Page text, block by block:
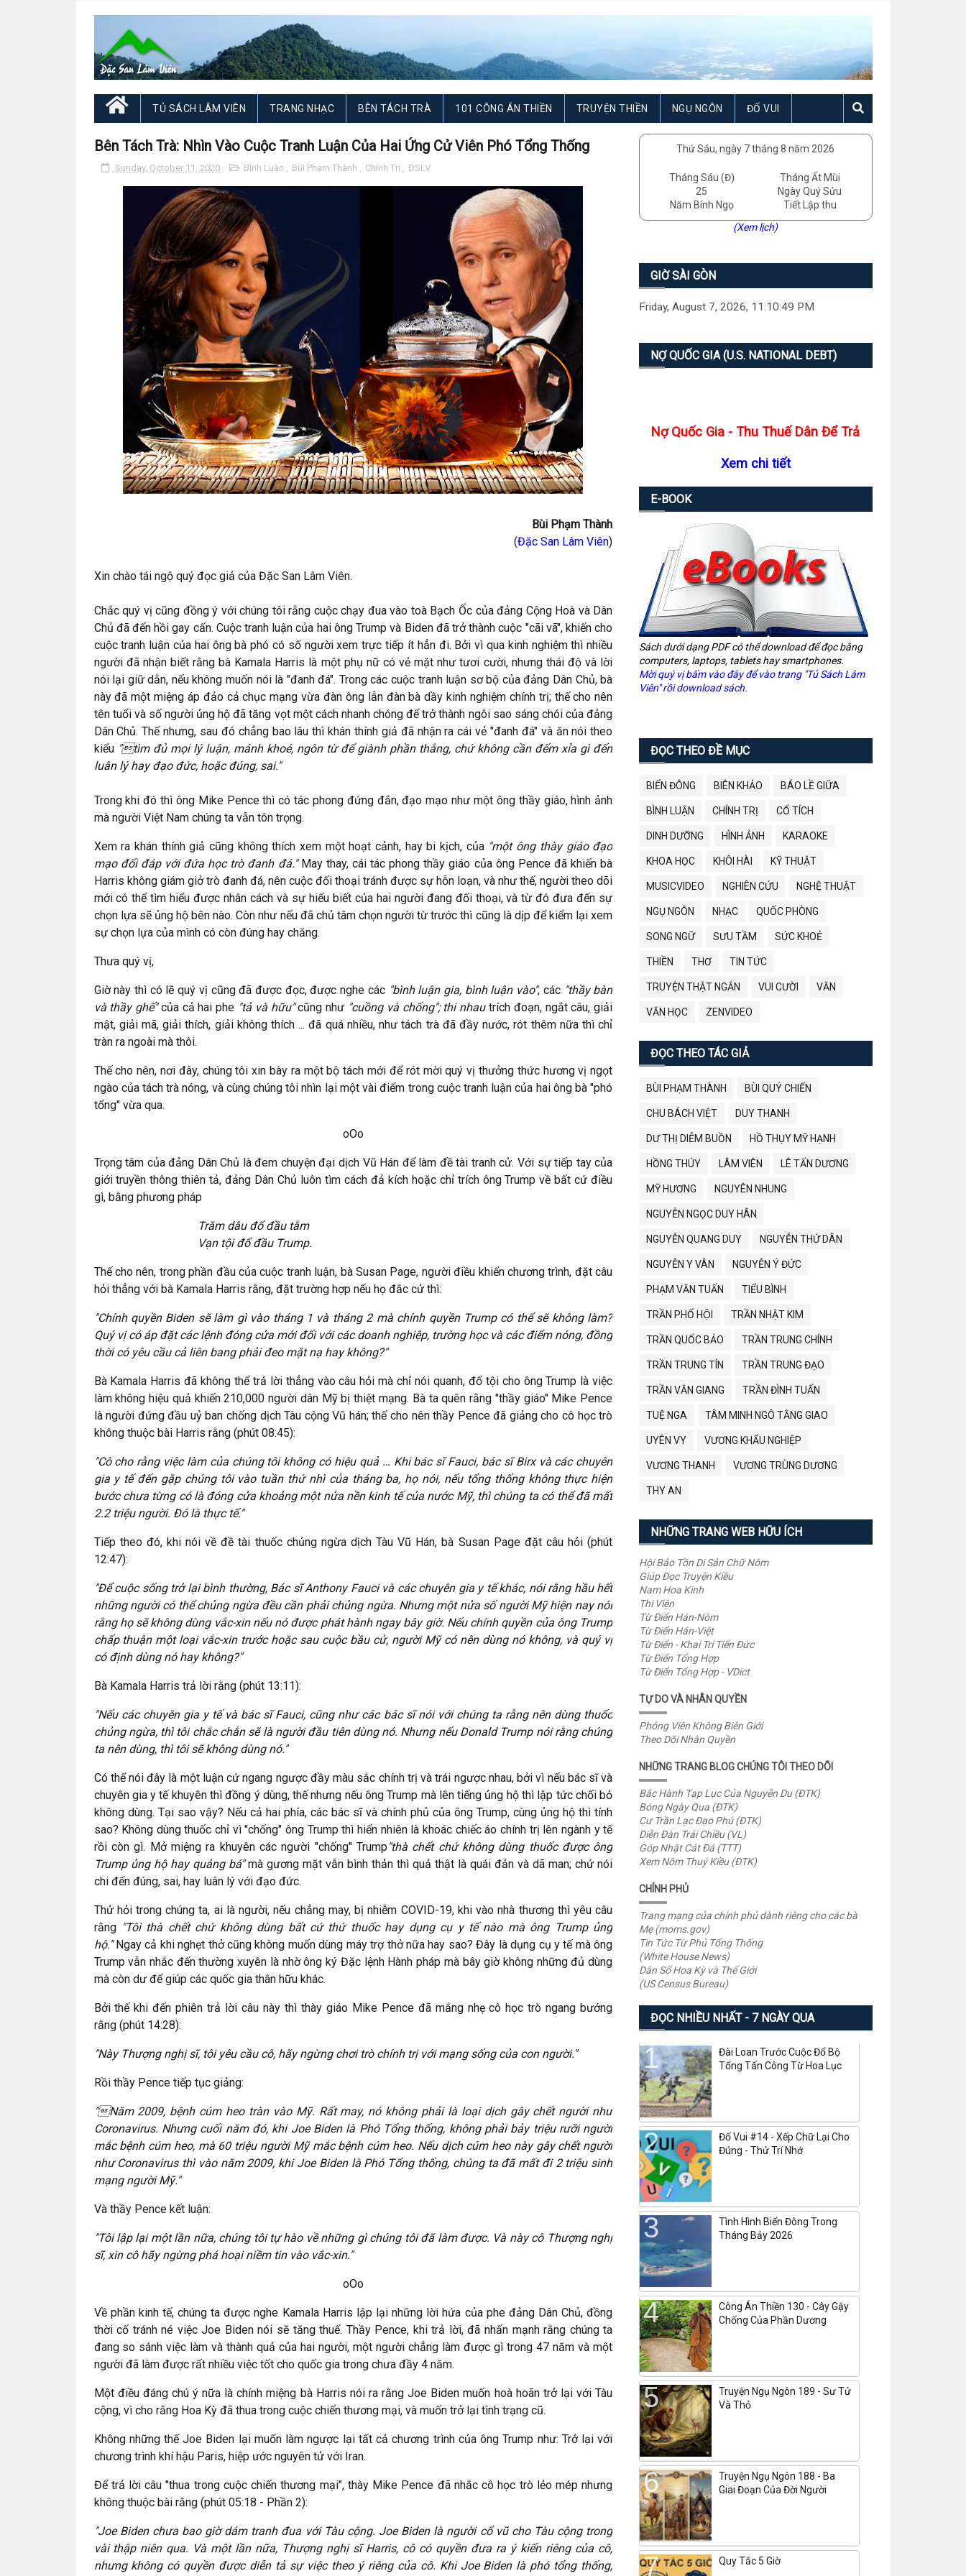
TỦ SÁCH LÂM VIÊN TRANG NHẠC BÊN TÁCH TRÀ 101 CÔNG ÁN THIỀN TRUYỆN THIỀN NGỤ NGÔN ĐỐ VUI
Bên Tách Trà: Nhìn Vào Cuộc Tranh Luận Của Hai Ứng Cử Viên Phó Tổng Thống
Sunday, October 11, 2020 Bình Luận , Bùi Phạm Thành , Chính Trị , ĐSLV
Bùi Phạm Thành
(Đặc San Lâm Viên)
Xin chào tái ngộ quý đọc giả của Đặc San Lâm Viên.
Chắc quý vị cũng đồng ý với chúng tôi rằng cuộc chạy đua vào toà Bạch Ốc của đảng Cộng Hoà và Dân
Chủ đã đến hồi gay cấn. Cuộc tranh luận của hai ông Trump và Biden đã trở thành cuộc "cãi vã", khiến cho
cuộc tranh luận của hai ông bà phó có số người xem trực tiếp ít hẳn đi. Bởi vì qua kinh nghiệm thì nhiều
người đã nhận biết rằng bà Kamala Harris là một phụ nữ có vẻ mặt như tươi cười, nhưng thái độ và lời
nói lại giữ dằn, nếu không muốn nói là "đanh đá". Trong các cuộc tranh luận sơ bộ của đảng Dân Chủ, bà
này đã một miệng áp đảo cả chục mạng vừa đàn ông lẫn đàn bà dầy kinh nghiệm chính trị; thế cho nên
tên tuổi và số người ủng hộ đã tăng vọt một cách nhanh chóng để trở thành ngôi sao sáng chói của đảng
Dân Chủ. Thế nhưng, sau đó chẳng bao lâu thì khán thính giả đã nhận ra cái vẻ "đanh đá" và ăn nói theo
kiểu "tìm đủ mọi lý luận, mánh khoé, ngôn từ để giành phần thắng, chứ không cần đếm xỉa gì đến
luân lý hay đạo đức, hoặc đúng, sai."
Trong khi đó thì ông Mike Pence thì có tác phong đứng đắn, đạo mạo như một ông thầy giáo, hình ảnh
mà người Việt Nam chúng ta vẫn tôn trọng.
Xem ra khán thính giả cũng không thích xem một hoạt cảnh, hay bi kịch, của "một ông thày giáo đạo
mạo đối đáp với đứa học trò đanh đá."May thay, cái tác phong thầy giáo của ông Pence đã khiến bà
Harris không giám giở trò đanh đá, nên cuộc đối thoại tránh được sự hỗn loạn, và như thế, người theo dõi
mới có thể tìm hiểu được nhân cách và sự hiểu biết của hai người đang đối thoại, và từ đó đưa đến sự
chọn lựa sẽ ủng hộ bên nào. Còn như nếu đã chủ tâm chọn người từ trước thì cũng là dịp để kiểm lại xem
sự chọn lựa của mình có còn đúng hay chăng.
Thưa quý vị,
Giờ này thì có lẽ quý vị cũng đã được đọc, được nghe các "bình luận gia, bình luận vào", các "thầy bàn
và thầy ghế"của cả hai phe "tả và hữu"cũng như "cuồng và chống"; thi nhautrích đoạn, ngắt câu, giải
mật, giải mã, giải thích, giải không thích ... đã quá nhiều, như tách trà đã đầy nước, rót thêm nữa thì chỉ
tràn ra ngoài mà thôi.
Thế cho nên, nơi đây, chúng tôi xin bày ra một bộ tách mới để rót mời quý vị thưởng thức hương vị ngọt
ngào của tách trà nóng, và cùng chúng tôi nhìn lại một vài điểm trong cuộc tranh luận của hai ông bà "phó
tổng" vừa qua.
oOo
Trọng tâm của đảng Dân Chủ là đem chuyện đại dịch Vũ Hán để làm đề tài tranh cử. Với sự tiếp tay của
giới truyền thông thiên tả, đảng Dân Chủ luôn tìm cách đả kích hoặc chỉ trích ông Trump về bất cứ điều
gì, bằng phương pháp
Trăm dâu đổ đầu tằm
Vạn tội đổ đầu Trump.
Thế cho nên, trong phần đầu của cuộc tranh luận, bà Susan Page, người điều khiển chương trình, đặt câu
hỏi thẳng với bà Kamala Harris rằng, đặt trường hợp nếu họ đắc cử thì:
"Chính quyền Biden sẽ làm gì vào tháng 1 và tháng 2 mà chính quyền Trump có thể sẽ không làm?
Quý vị có áp đặt các lệnh đóng cửa mới đối với các doanh nghiệp, trường học và các điểm nóng, đồng
thời có yêu cầu cả liên bang phải đeo mặt nạ hay không?"
Bà Kamala Harris đã không thể trả lời thẳng vào câu hỏi mà chỉ nói quanh, đổ tội cho ông Trump là việc
làm không hiệu quả khiến 210,000 người dân Mỹ bị thiệt mạng. Bà ta quên rằng "thầy giáo" Mike Pence
là người đứng đầu uỷ ban chống dịch Tàu cộng Vũ hán; thế cho nên thầy Pence đã giảng cho cô học trò
không thuộc bài Harris rằng (phút 08:45):
"Cô cho rằng việc làm của chúng tôi không có hiệu quả … Khi bác sĩ Fauci, bác sĩ Birx và các chuyên
gia y tế đến gặp chúng tôi vào tuần thứ nhì của tháng ba, họ nói, nếu tổng thống không thực hiện
bước chưa từng có là đóng cửa khoảng một nửa nền kinh tế của nước Mỹ, thì chúng ta có thể đã mất
2.2 triệu người. Đó là thực tế."
Tiếp theo đó, khi nói về đề tài thuốc chủng ngừa dịch Tàu Vũ Hán, bà Susan Page đặt câu hỏi (phút
12:47):
"Để cuộc sống trở lại bình thường, Bác sĩ Anthony Fauci và các chuyên gia y tế khác, nói rằng hầu hết
những người có thể chủng ngừa đều cần phải chủng ngừa. Nhưng một nửa số người Mỹ hiện nay nói
rằng họ sẽ không dùng vắc-xin nếu nó được phát hành ngay bây giờ. Nếu chính quyền của ông Trump
chấp thuận một loại vắc-xin trước hoặc sau cuộc bầu cử, người Mỹ có nên dùng nó không, và quý vị
có định dùng nó hay không?"
Bà Kamala Harris trả lời rằng (phút 13:11):
"Nếu các chuyên gia y tế và bác sĩ Fauci, cũng như các bác sĩ nói với chúng ta rằng nên dùng thuốc
chủng ngừa, thì tôi chắc chắn sẽ là người đầu tiên dùng nó. Nhưng nếu Donald Trump nói rằng chúng
ta nên dùng, thì tôi sẽ không dùng nó."
Có thể nói đây là một luận cứ ngang ngược đầy màu sắc chính trị và trái ngược nhau, bởi vì nếu bác sĩ và
chuyên gia y tế khuyên thì đồng ý dùng, thế nhưng nếu ông Trump mà lên tiếng ủng hộ thì lập tức chối bỏ
không dùng. Tại sao vậy? Nếu cả hai phía, các bác sĩ và chính phủ của ông Trump, cùng ủng hộ thì tính
sao? Không dùng thuốc chỉ vì "chống" ông Trump thì hiển nhiên là khoác chiếc áo chính trị lên ngành y tế
rồi còn gì. Mở miệng ra khuyên các người "chống" Trump "thà chết chứ không dùng thuốc được ông
Trump ủng hộ hay quảng bá"mà gương mặt vẫn bình thản thì quả thật là quái đản và dã man; chứ nói
chi đến đúng, sai, hay luân lý với đạo đức.
Thử hỏi trong chúng ta, ai là người, nếu chẳng may, bị nhiễm COVID-19, khi vào nhà thương thì yêu câu
rằng"Tôi thà chết chứ không dùng bất cứ thứ thuốc hay dụng cụ y tế nào mà ông Trump ủng
hộ."Ngay cả khi nghẹt thở cũng không muốn dùng máy trợ thở nữa hay sao? Đây là dụng cụ y tế mà ông
Trump vẫn nhắc đến thường xuyên là nhờ ông ký Đặc lệnh Hành pháp mà bây giờ không những đủ dùng
mà còn dư để giúp các quốc gia thân hữu khác.
Bởi thế khi đến phiên trả lời câu này thì thày giáo Mike Pence đã mắng nhẹ cô học trò ngang bướng
rằng (phút 14:28):
"Này Thượng nghị sĩ, tôi yêu cầu cô, hãy ngừng chơi trò chính trị với mạng sống của con người."
Rồi thầy Pence tiếp tục giảng:
"Năm 2009, bệnh cúm heo tràn vào Mỹ. Rất may, nó không phải là loại dịch gây chết người như
Coronavirus. Nhưng cuối năm đó, khi Joe Biden là Phó Tổng thống, không phải bảy triệu rưỡi người
mắc bệnh cúm heo, mà 60 triệu người Mỹ mắc bệnh cúm heo. Nếu dịch cúm heo này gây chết người
như Coronavirus thì vào năm 2009, khi Joe Biden là Phó Tổng thống, chúng ta đã mất đi 2 triệu sinh
mạng người Mỹ."
Và thầy Pence kết luận:
"Tôi lập lại một lần nữa, chúng tôi tự hào về những gì chúng tôi đã làm được. Và này cô Thượng nghị
sĩ, xin cô hãy ngừng phá hoại niềm tin vào vắc-xin."
oOo
Về phần kinh tế, chúng ta được nghe Kamala Harris lập lại những lời hứa của phe đảng Dân Chủ, đồng
thời cố tránh né việc Joe Biden nói sẽ tăng thuế. Thầy Pence, khi trả lời, đã nhấn mạnh rằng chúng ta
đang so sánh việc làm và thành quả của hai người, một người chẳng làm được gì trong 47 năm và một
người đã làm được rất nhiều việc tốt cho quốc gia trong chưa đầy 4 năm.
Một điều đáng chú ý nữa là chính miệng bà Harris nói ra rằng Joe Biden muốn hoà hoãn trở lại với Tàu
cộng, vì cho rằng Hoa Kỳ đã thua trong cuộc chiến thương mại, và muốn trở lại tình trạng cũ.
Không những thế Joe Biden lại muốn làm ngược lại tất cả chương trình của ông Trump như: Trở lại với
chương trình khí hậu Paris, hiệp ước nguyên tử với Iran.
Để trả lời câu "thua trong cuộc chiến thương mại", thày Mike Pence đã nhắc cô học trò lẻo mép nhưng
không thuộc bài rằng (phút 05:18 - Phần 2):
"Joe Biden chưa bao giờ dám tranh đua với Tàu cộng. Joe Biden là người cổ vũ cho Tàu cộng trong
vài thập niên qua. Và một lần nữa, Thượng nghị sĩ Harris, cô có quyền đưa ra ý kiến riêng của cô,
nhưng không có quyền được diễn tả sự việc theo ý riêng của cô. Khi Joe Biden là phó tổng thống,
Thứ Sáu, ngày 7 tháng 8 năm 2026
Tháng Sáu (Đ)
25
Năm Bính Ngọ
Tháng Ất Mùi
Ngày Quý Sửu
Tiết Lập thu
(Xem lịch)
GIỜ SÀI GÒN
Friday, August 7, 2026, 11:10:50 PM
NỢ QUỐC GIA (U.S. NATIONAL DEBT)
Nợ Quốc Gia - Thu Thuế Dân Để Trả
Xem chi tiết
E-BOOK
Sách dưới dạng PDF có thể download để đọc bằng
computers, laptops, tablets hay smartphones.
Mời quý vị bấm vào đây để vào trang "Tủ Sách Lâm
Viên" rồi download sách.
ĐỌC THEO ĐỀ MỤC
BIỂN ĐÔNG BIÊN KHẢO BÁO LỀ GIỮA
BÌNH LUẬN CHÍNH TRỊ CỔ TÍCH
DINH DƯỠNG HÌNH ẢNH KARAOKE
KHOA HỌC KHÔI HÀI KỸ THUẬT
MUSICVIDEO NGHIÊN CỨU NGHỆ THUẬT
NGỤ NGÔN NHẠC QUỐC PHÒNG
SONG NGỮ SƯU TẦM SỨC KHOẺ
THIỀN THƠ TIN TỨC
TRUYỆN THẬT NGẮN VUI CƯỜI VĂN
VĂN HỌC ZENVIDEO
ĐỌC THEO TÁC GIẢ
BÙI PHẠM THÀNH BÙI QUÝ CHIẾN
CHU BÁCH VIỆT DUY THANH
DƯ THỊ DIỄM BUỒN HỒ THỤY MỸ HẠNH
HỒNG THÚY LÂM VIÊN LÊ TẤN DƯƠNG
MỸ HƯƠNG NGUYÊN NHUNG
NGUYỄN NGỌC DUY HÂN
NGUYỄN QUANG DUY NGUYỄN THỨ DÂN
NGUYỄN Y VÂN NGUYỄN Ý ĐỨC
PHẠM VĂN TUẤN TIỂU BÌNH
TRẦN PHỐ HỘI TRẦN NHẬT KIM
TRẦN QUỐC BẢO TRẦN TRUNG CHÍNH
TRẦN TRUNG TÍN TRẦN TRUNG ĐẠO
TRẦN VĂN GIANG TRẦN ĐÌNH TUẤN
TUỆ NGA TÂM MINH NGÔ TẰNG GIAO
UYÊN VY VƯƠNG KHẨU NGHIỆP
VƯƠNG THANH VƯƠNG TRÙNG DƯƠNG
THY AN
NHỮNG TRANG WEB HỮU ÍCH
Hội Bảo Tồn Di Sản Chữ Nôm
Giúp Đọc Truyện Kiều
Nam Hoa Kinh
Thi Viện
Từ Điển Hán-Nôm
Từ Điển Hán-Việt
Từ Điển - Khai Trí Tiến Đức
Từ Điển Tổng Hợp
Từ Điển Tổng Hợp - VDict
TỰ DO VÀ NHÂN QUYỀN
Phóng Viên Không Biên Giới
Theo Dõi Nhân Quyền
NHỮNG TRANG BLOG CHÚNG TÔI THEO DÕI
Bắc Hành Tạp Lục Của Nguyễn Du (ĐTK)
Bóng Ngày Qua (ĐTK)
Cư Trần Lạc Đạo Phú (ĐTK)
Diễn Đàn Trái Chiều (VL)
Góp Nhặt Cát Đá (TTT)
Xem Nôm Thuý Kiều (ĐTK)
CHÍNH PHỦ
Trang mạng của chính phủ dành riêng cho các bà
Mẹ (moms.gov)
Tin Tức Từ Phủ Tổng Thống
(White House News)
Dân Số Hoa Kỳ và Thế Giới
(US Census Bureau)
ĐỌC NHIỀU NHẤT - 7 NGÀY QUA
Đài Loan Trước Cuộc Đổ Bộ
Tổng Tấn Công Từ Hoa Lục
Đố Vui #14 - Xếp Chữ Lại Cho
Đúng - Thử Trí Nhớ
Tình Hình Biển Đông Trong
Tháng Bảy 2026
Công Án Thiền 130 - Cây Gậy
Chống Của Phần Dương
Truyện Ngụ Ngôn 189 - Sư Tử
Và Thỏ
Truyện Ngụ Ngôn 188 - Ba
Giai Đoạn Của Đời Người
Quy Tắc 5 Giờ